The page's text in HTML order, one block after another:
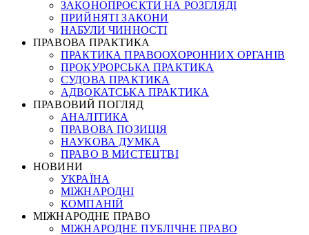
ЗАКОНОПРОЄКТИ НА РОЗГЛЯДІ
ПРИЙНЯТІ ЗАКОНИ
НАБУЛИ ЧИННОСТІ
ПРАВОВА ПРАКТИКА
ПРАКТИКА ПРАВООХОРОННИХ ОРГАНІВ
ПРОКУРОРСЬКА ПРАКТИКА
СУДОВА ПРАКТИКА
АДВОКАТСЬКА ПРАКТИКА
ПРАВОВИЙ ПОГЛЯД
АНАЛІТИКА
ПРАВОВА ПОЗИЦІЯ
НАУКОВА ДУМКА
ПРАВО В МИСТЕЦТВІ
НОВИНИ
УКРАЇНА
МІЖНАРОДНІ
КОМПАНІЙ
МІЖНАРОДНЕ ПРАВО
МІЖНАРОДНЕ ПУБЛІЧНЕ ПРАВО